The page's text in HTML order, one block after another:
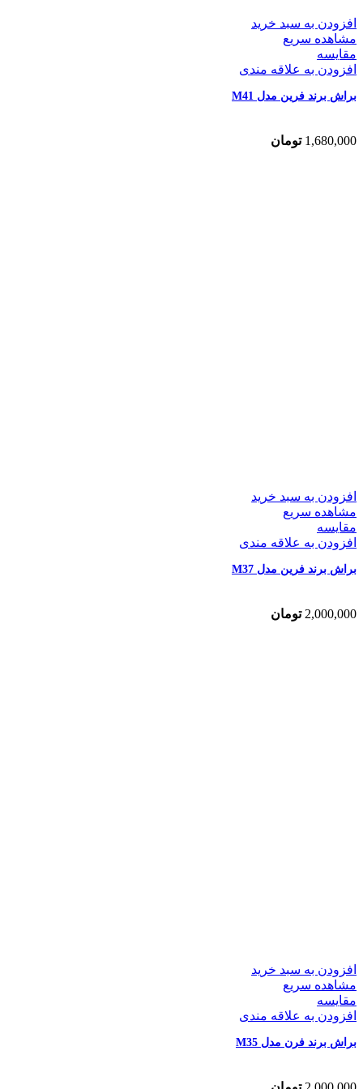
افزودن به سبد خرید
مشاهده سریع
مقایسه
افزودن به علاقه مندی
براش برند فرین مدل M41
1,680,000 تومان
افزودن به سبد خرید
مشاهده سریع
مقایسه
افزودن به علاقه مندی
براش برند فرین مدل M37
2,000,000 تومان
افزودن به سبد خرید
مشاهده سریع
مقایسه
افزودن به علاقه مندی
براش برند فرن مدل M35